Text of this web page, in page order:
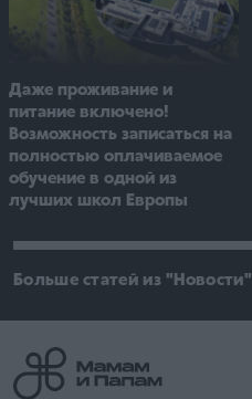
Даже проживание и
питание включено!
Возможность записаться на
полностью оплачиваемое
обучение в одной из
лучших школ Европы
Больше статей из "Новости"